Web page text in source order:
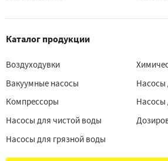
Каталог продукции
Воздуходувки
Вакуумные насосы
Компрессоры
Насосы для чистой воды
Насосы для грязной воды
Насосы
Насосы